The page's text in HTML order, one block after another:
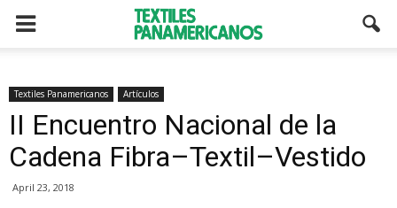
Textiles Panamericanos Artículos
II Encuentro Nacional de la
Cadena Fibra–Textil–Vestido
April 23, 2018